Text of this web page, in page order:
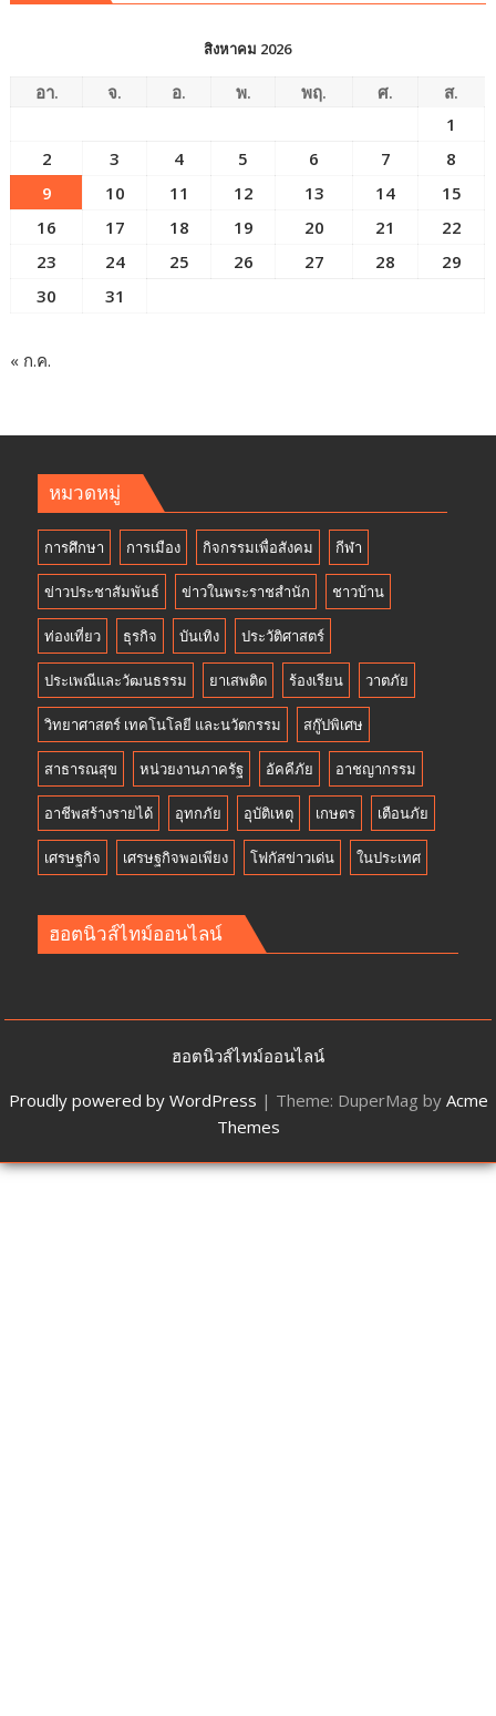
สิงหาคม 2026
อา. จ. อ. พ. พฤ. ศ.
ส.
1
2
3 4 5 6 7
8
9
10 11 12 13 14
15
16
17 18 19 20 21
22
23
24 25 26 27 28
29
30
31
« ก.ค.
หมวดหมู่
การศึกษา การเมือง กิจกรรมเพื่อสังคม กีฬา
ข่าวประชาสัมพันธ์ ข่าวในพระราชสำนัก ชาวบ้าน
ท่องเที่ยว ธุรกิจ บันเทิง ประวัติศาสตร์
ประเพณีและวัฒนธรรม ยาเสพติด ร้องเรียน วาตภัย
วิทยาศาสตร์ เทคโนโลยี และนวัตกรรม สกู๊ปพิเศษ
สาธารณสุข หน่วยงานภาครัฐ อัคคีภัย อาชญากรรม
อาชีพสร้างรายได้ อุทกภัย อุบัติเหตุ เกษตร เตือนภัย
เศรษฐกิจ เศรษฐกิจพอเพียง โฟกัสข่าวเด่น ในประเทศ
ฮอตนิวส์ไทม์ออนไลน์
ฮอตนิวส์ไทม์ออนไลน์
Proudly powered by WordPress | Theme: DuperMag by Acme
Themes